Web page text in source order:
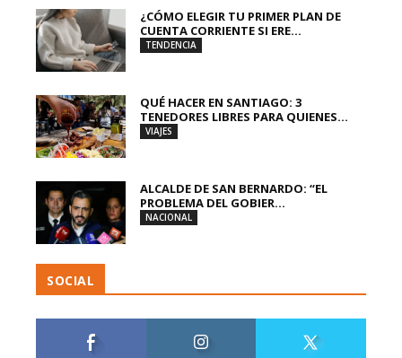
¿CÓMO ELEGIR TU PRIMER PLAN DE
CUENTA CORRIENTE SI ERE...
TENDENCIA
QUÉ HACER EN SANTIAGO: 3
TENEDORES LIBRES PARA QUIENES...
VIAJES
ALCALDE DE SAN BERNARDO: “EL
PROBLEMA DEL GOBIER...
NACIONAL
SOCIAL